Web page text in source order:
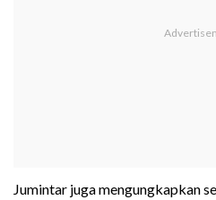
Jumintar juga mengungkapkan